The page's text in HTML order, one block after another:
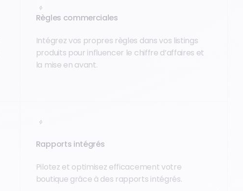
Règles commerciales
Intégrez vos propres règles dans vos listings
produits pour influencer le chiffre d’affaires et
la mise en avant.
Rapports intégrés
Pilotez et optimisez efficacement votre
boutique grâce à des rapports intégrés.